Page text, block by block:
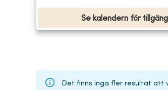
Se kalendern för
Det finns inga fler resultat att